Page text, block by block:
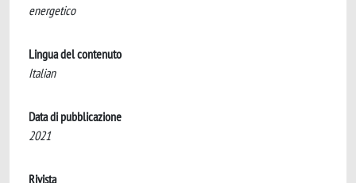
energetico
Lingua del contenuto
Italian
Data di pubblicazione
2021
Rivista